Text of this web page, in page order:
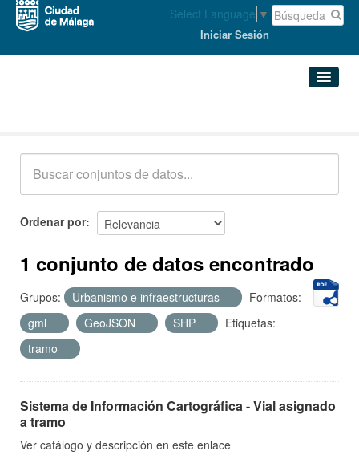
Select Language ▼
Iniciar Sesión
Acerca de
Ordenar por
1 conjunto de datos encontrado
Grupos: Urbanismo e infraestructuras
Formatos:
gml
GeoJSON SHP
Etiquetas:
tramo
Sistema de Información Cartográfica - Vial asignado
a tramo
Ver catálogo y descripción en este enlace